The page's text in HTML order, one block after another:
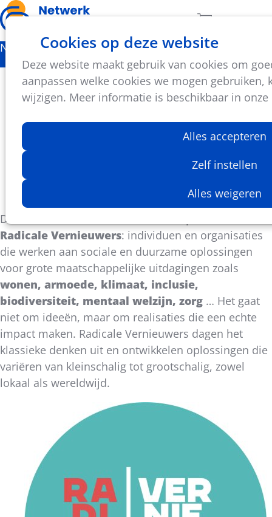
Cookies op deze website
Deze website maakt gebruik van cookies om
aanpassen welke cookies we mogen
wijzigen. Meer informatie is beschikbaar in onze
Alles accepteren
Zelf instellen
Alles weigeren
Aantal
Nieuws
Ben of ken jij een Radicale Vernieuwer?
Vernieuwers die werken aan sociale en duurzame
oplossingen. Stel je kandidaat!
20 september 2024
De Sociale InnovatieFabriek en haar partners zoeken
Radicale Vernieuwers: individuen en organisaties
die werken aan sociale en duurzame oplossingen
voor grote maatschappelijke uitdagingen zoals
wonen, armoede, klimaat, inclusie,
biodiversiteit, mentaal welzijn, zorg … Het gaat
niet om ideeën, maar om realisaties die een echte
impact maken. Radicale Vernieuwers dagen het
klassieke denken uit en ontwikkelen oplossingen die
variëren van kleinschalig tot grootschalig, zowel
lokaal als wereldwijd.